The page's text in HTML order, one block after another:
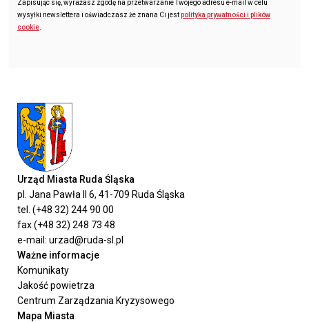
Zapisując się, wyrażasz zgodę na przetwarzanie Twojego adresu e-mail w celu
wysyłki newslettera i oświadczasz że znana Ci jestpolityka prywatności i plików
cookie
Urząd Miasta Ruda Śląska
pl. Jana Pawła II 6, 41-709 Ruda Śląska
tel. (+48 32) 244 90 00
fax (+48 32) 248 73 48
e-mail: urzad@ruda-sl.pl
Ważne informacje
Komunikaty
Jakość powietrza
Centrum Zarządzania Kryzysowego
Mapa Miasta